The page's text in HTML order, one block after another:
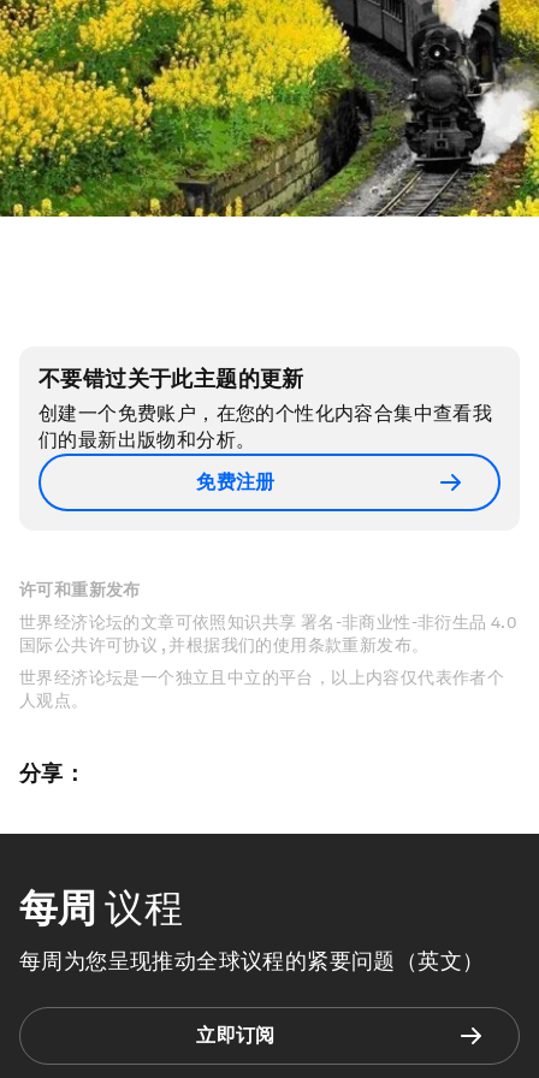
不要错过关于此主题的更新
创建一个免费账户，在您的个性化内容合集中查看我
们的最新出版物和分析。
免费注册
许可和重新发布
世界经济论坛的文章可依照知识共享 署名-非商业性-非衍生品 4.0
国际公共许可协议 , 并根据我们的使用条款重新发布。
世界经济论坛是一个独立且中立的平台，以上内容仅代表作者个
人观点。
分享：
每周 议程
每周为您呈现推动全球议程的紧要问题（英文）
立即订阅